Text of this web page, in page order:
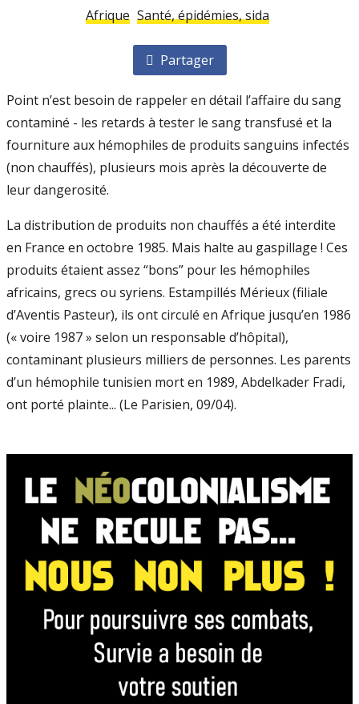
Afrique Santé, épidémies, sida
Partager
Point n’est besoin de rappeler en détail l’affaire du sang
contaminé - les retards à tester le sang transfusé et la
fourniture aux hémophiles de produits sanguins infectés
(non chauffés), plusieurs mois après la découverte de
leur dangerosité.
La distribution de produits non chauffés a été interdite
en France en octobre 1985. Mais halte au gaspillage ! Ces
produits étaient assez “bons” pour les hémophiles
africains, grecs ou syriens. Estampillés Mérieux (filiale
d’Aventis Pasteur), ils ont circulé en Afrique jusqu’en 1986
(« voire 1987 » selon un responsable d’hôpital),
contaminant plusieurs milliers de personnes. Les parents
d’un hémophile tunisien mort en 1989, Abdelkader Fradi,
ont porté plainte... (Le Parisien, 09/04).